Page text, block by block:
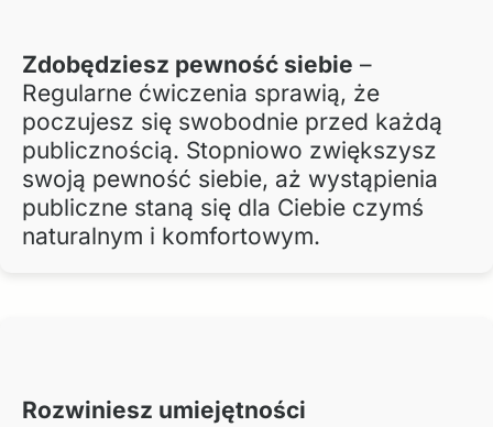
Zdobędziesz pewność siebie –
Regularne ćwiczenia sprawią, że
poczujesz się swobodnie przed każdą
publicznością. Stopniowo zwiększysz
swoją pewność siebie, aż wystąpienia
publiczne staną się dla Ciebie czymś
naturalnym i komfortowym.
Rozwiniesz umiejętności